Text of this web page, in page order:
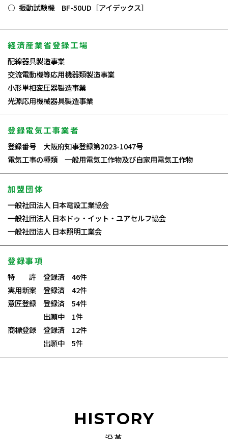
振動試験機 BF-50UD［アイデックス］
経済産業省登録工場
配線器具製造事業
交流電動機等応用機器類製造事業
小形単相変圧器製造事業
光源応用機械器具製造事業
登録電気工事業者
登録番号 大阪府知事登録第2023-1047号
電気工事の種類 一般用電気工作物及び自家用電気工作物
加盟団体
一般社団法人 日本電設工業協会
一般社団法人 日本ドゥ・イット・ユアセルフ協会
一般社団法人 日本照明工業会
登録事項
特 許 登録済 46件
実用新案 登録済 42件
意匠登録 登録済 54件
出願中 1件
商標登録 登録済 12件
出願中 5件
HISTORY